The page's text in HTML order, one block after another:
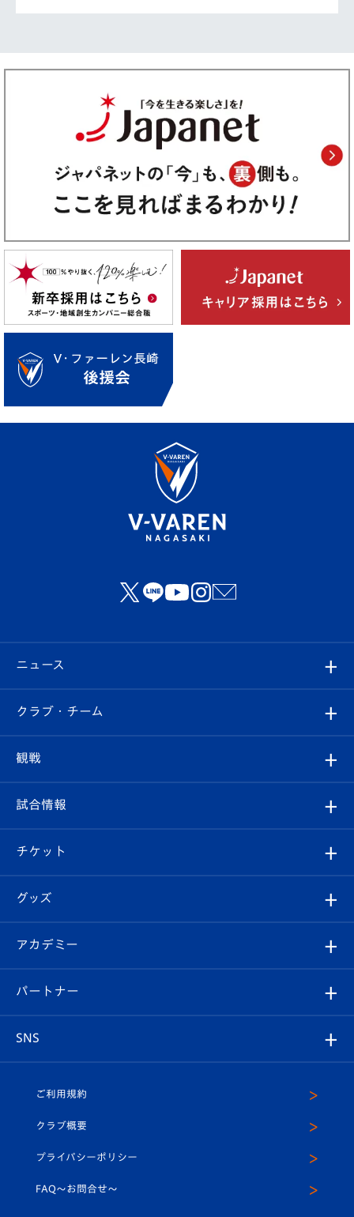
ニュース
すべて
クラブ
試合情報
チケット
イベント
メディア
ホームタウン
クラブ・チーム
クラブ概要
エンブレム紹介
スタッフプロフィール
マスコット紹介
平和祈念活動
観戦
観戦ルール
はじめての観戦ガイド
Revive Team
ヴィヴィくんの長崎おもてなしガイド
試合情報
試合日程/結果
フォトギャラリー
スタジアムグルメ
チケット
チケット
V-LOVERS（ファンクラブ）
プレイヤーズスイート
グッズ
オンラインショップ
店舗情報
アカデミー
育成からのお知らせ
U-18
スクール
パートナー
SNS
ヴィヴィくんインスタグラム
公式LINE＠
ご利用規約
クラブ概要
プライバシーポリシー
FAQ〜お問合せ〜